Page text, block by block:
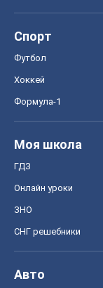
Спорт
Футбол
Хоккей
Формула-1
Моя школа
ГДЗ
Онлайн уроки
ЗНО
СНГ решебники
Авто